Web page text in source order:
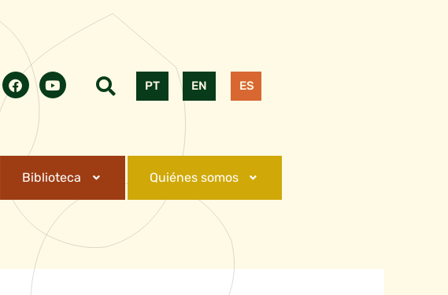
PT EN ES
Biblioteca Quiénes somos